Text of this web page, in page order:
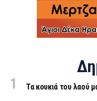
Τα κουκιά του λαού